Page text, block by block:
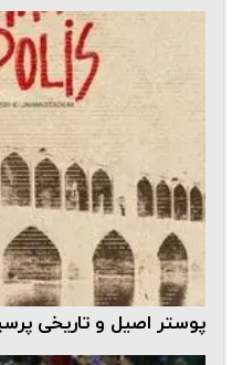
پوستر اصیل و تاریخی